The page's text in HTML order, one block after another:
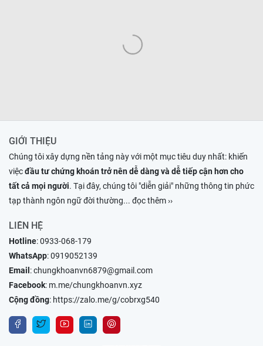
GIỚI THIỆU
Chúng tôi xây dựng nền tảng này với một mục tiêu duy nhất: khiến
việcđầu tư chứng khoán trở nên dễ dàng và dễ tiếp cận hơn cho
tất cả mọi người. Tại đây, chúng tôi "diễn giải" những thông tin phức
tạp thành ngôn ngữ đời thường... đọc thêm ››
LIÊN HỆ
Hotline:0933-068-179
WhatsApp:0919052139
Email :chungkhoanvn6879@gmail.com
Facebook: m.me/chungkhoanvn.xyz
Cộng đồng: https://zalo.me/g/cobrxg540